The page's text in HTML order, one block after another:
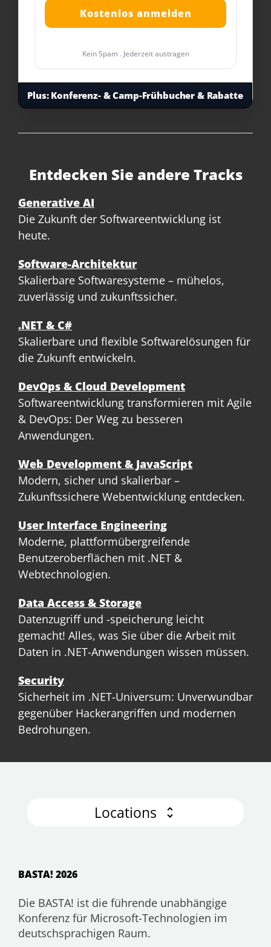
Kein Spam . Jederzeit austragen
Plus:Konferenz- & Camp-Frühbucher & Rabatte
Entdecken Sie andere Tracks
Generative AI
Die Zukunft der Softwareentwicklung ist
heute.
Software-Architektur
Skalierbare Softwaresysteme – mühelos,
zuverlässig und zukunftssicher.
.NET & C#
Skalierbare und flexible Softwarelösungen für
die Zukunft entwickeln.
DevOps & Cloud Development
Softwareentwicklung transformieren mit Agile
& DevOps: Der Weg zu besseren
Anwendungen.
Web Development & JavaScript
Modern, sicher und skalierbar –
Zukunftssichere Webentwicklung entdecken.
User Interface Engineering
Moderne, plattformübergreifende
Benutzeroberflächen mit .NET &
Webtechnologien.
Data Access & Storage
Datenzugriff und -speicherung leicht
gemacht! Alles, was Sie über die Arbeit mit
Daten in .NET-Anwendungen wissen müssen.
Security
Sicherheit im .NET-Universum: Unverwundbar
gegenüber Hackerangriffen und modernen
Bedrohungen.
Locations
BASTA! 2026
Die BASTA! ist die führende unabhängige
Konferenz für Microsoft-Technologien im
deutschsprachigen Raum.